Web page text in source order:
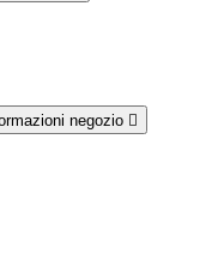
negozio 